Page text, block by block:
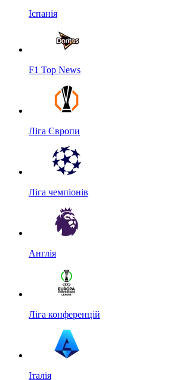
Іспанія
F1 Top News
Ліга Європи
Ліга чемпіонів
Англія
Ліга конференцій
Італія